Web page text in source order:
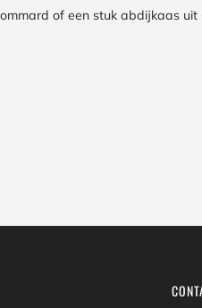
of een stuk abdijkaas uit